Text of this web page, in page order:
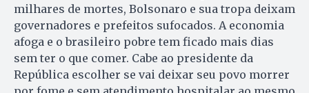
milhares de mortes, Bolsonaro e sua tropa deixam
governadores e prefeitos sufocados. A economia
afoga e o brasileiro pobre tem ficado mais dias
sem ter o que comer. Cabe ao presidente da
República escolher se vai deixar seu povo morrer